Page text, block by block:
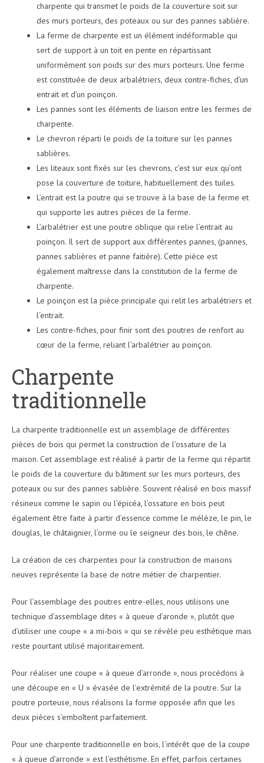
charpente qui transmet le poids de la couverture soit sur
des murs porteurs, des poteaux ou sur des pannes sablière.
La ferme de charpente est un élément indéformable qui
sert de support à un toit en pente en répartissant
uniformément son poids sur des murs porteurs. Une ferme
est constituée de deux arbalétriers, deux contre-fiches, d’un
entrait et d’un poinçon.
Les pannes sont les éléments de liaison entre les fermes de
charpente.
Le chevron réparti le poids de la toiture sur les pannes
sablières.
Les liteaux sont fixés sur les chevrons, c’est sur eux qu’ont
pose la couverture de toiture, habituellement des tuiles.
L’entrait est la poutre qui se trouve à la base de la ferme et
qui supporte les autres pièces de la ferme.
L’arbalétrier est une poutre oblique qui relie l’entrait au
poinçon. Il sert de support aux différentes pannes, (pannes,
pannes sablières et panne faitière). Cette pièce est
également maîtresse dans la constitution de la ferme de
charpente.
Le poinçon est la pièce principale qui relit les arbalétriers et
l‘entrait.
Les contre-fiches, pour finir sont des poutres de renfort au
cœur de la ferme, reliant l’arbalétrier au poinçon.
Charpente
traditionnelle
La charpente traditionnelle est un assemblage de différentes
pièces de bois qui permet la construction de l’ossature de la
maison. Cet assemblage est réalisé à partir de la ferme qui répartit
le poids de la couverture du bâtiment sur les murs porteurs, des
poteaux ou sur des pannes sablière. Souvent réalisé en bois massif
résineux comme le sapin ou l’épicéa, l’ossature en bois peut
également être faite à partir d’essence comme le mélèze, le pin, le
douglas, le châtaignier, l’orme ou le seigneur des bois, le chêne.
La création de ces charpentes pour la construction de maisons
neuves représente la base de notre métier de charpentier.
Pour l’assemblage des poutres entre-elles, nous utilisons une
technique d’assemblage dites « à queue d’aronde », plutôt que
d’utiliser une coupe « a mi-bois » qui se révèle peu esthétique mais
reste pourtant utilisé majoritairement.
Pour réaliser une coupe « à queue d’arronde », nous procédons à
une découpe en « U » évasée de l’extrémité de la poutre. Sur la
poutre porteuse, nous réalisons la forme opposée afin que les
deux pièces s’emboîtent parfaitement.
Pour une charpente traditionnelle en bois, l’intérêt que de la coupe
« à queue d’arronde » est l’esthétisme. En effet, parfois certaines